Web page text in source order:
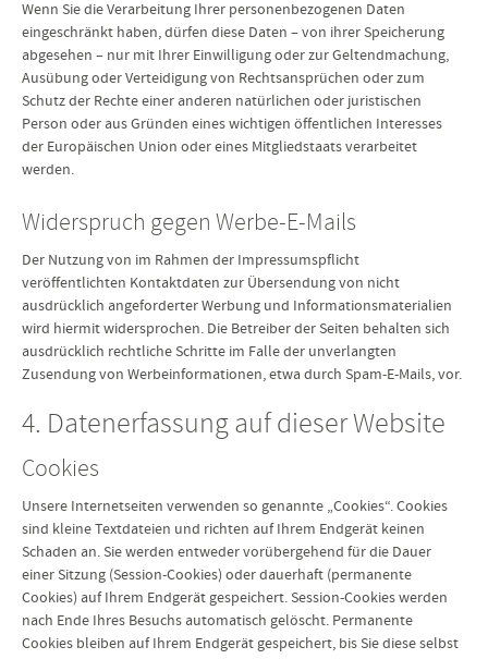
Wenn Sie die Verarbeitung Ihrer personenbezogenen Daten
eingeschränkt haben, dürfen diese Daten – von ihrer Speicherung
abgesehen – nur mit Ihrer Einwilligung oder zur Geltendmachung,
Ausübung oder Verteidigung von Rechtsansprüchen oder zum
Schutz der Rechte einer anderen natürlichen oder juristischen
Person oder aus Gründen eines wichtigen öffentlichen Interesses
der Europäischen Union oder eines Mitgliedstaats verarbeitet
werden.
Widerspruch gegen Werbe-E-Mails
Der Nutzung von im Rahmen der Impressumspflicht
veröffentlichten Kontaktdaten zur Übersendung von nicht
ausdrücklich angeforderter Werbung und Informationsmaterialien
wird hiermit widersprochen. Die Betreiber der Seiten behalten sich
ausdrücklich rechtliche Schritte im Falle der unverlangten
Zusendung von Werbeinformationen, etwa durch Spam-E-Mails, vor.
4. Datenerfassung auf dieser Website
Cookies
Unsere Internetseiten verwenden so genannte „Cookies“. Cookies
sind kleine Textdateien und richten auf Ihrem Endgerät keinen
Schaden an. Sie werden entweder vorübergehend für die Dauer
einer Sitzung (Session-Cookies) oder dauerhaft (permanente
Cookies) auf Ihrem Endgerät gespeichert. Session-Cookies werden
nach Ende Ihres Besuchs automatisch gelöscht. Permanente
Cookies bleiben auf Ihrem Endgerät gespeichert, bis Sie diese selbst